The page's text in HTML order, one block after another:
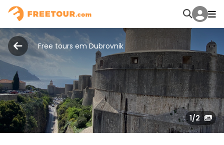
Free tours em Dubrovnik
1/2